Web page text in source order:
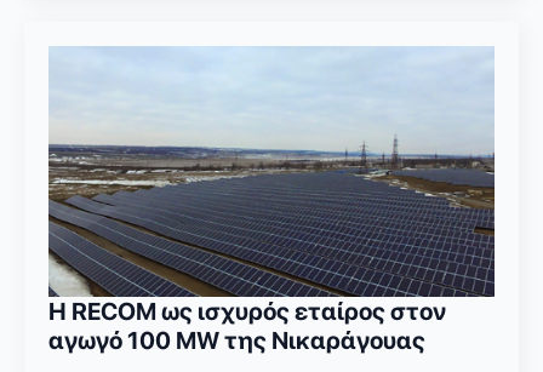
Η RECOM ως ισχυρός εταίρος στον
αγωγό 100 MW της Νικαράγουας